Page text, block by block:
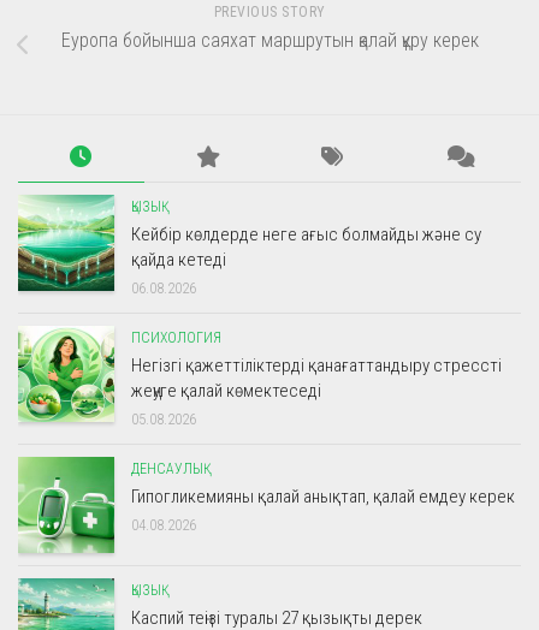
PREVIOUS STORY
Еуропа бойынша саяхат маршрутын қалай құру керек
ҚЫЗЫҚ
Кейбір көлдерде неге ағыс болмайды және су
қайда кетеді
06.08.2026
ПСИХОЛОГИЯ
Негізгі қажеттіліктерді қанағаттандыру стрессті
жеңуге қалай көмектеседі
05.08.2026
ДЕНСАУЛЫҚ
Гипогликемияны қалай анықтап, қалай емдеу керек
04.08.2026
ҚЫЗЫҚ
Каспий теңізі туралы 27 қызықты дерек